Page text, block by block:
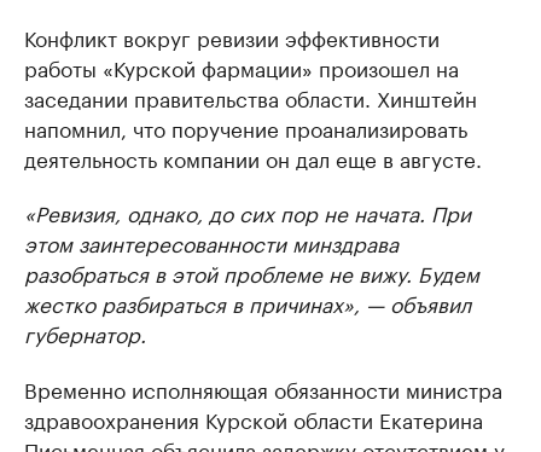
Конфликт вокруг ревизии эффективности
работы «Курской фармации» произошел на
заседании правительства области. Хинштейн
напомнил, что поручение проанализировать
деятельность компании он дал еще в августе.
«Ревизия, однако, до сих пор не начата. При
этом заинтересованности минздрава
разобраться в этой проблеме не вижу. Будем
жестко разбираться в причинах», — объявил
губернатор.
Временно исполняющая обязанности министра
здравоохранения Курской области Екатерина